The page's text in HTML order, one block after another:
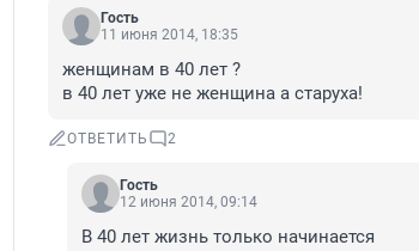
Гость
11 июня 2014, 18:35
женщинам в 40 лет ?
в 40 лет уже не женщина а старуха!
ОТВЕТИТЬ 2
Гость
12 июня 2014, 09:14
В 40 лет жизнь только начинается